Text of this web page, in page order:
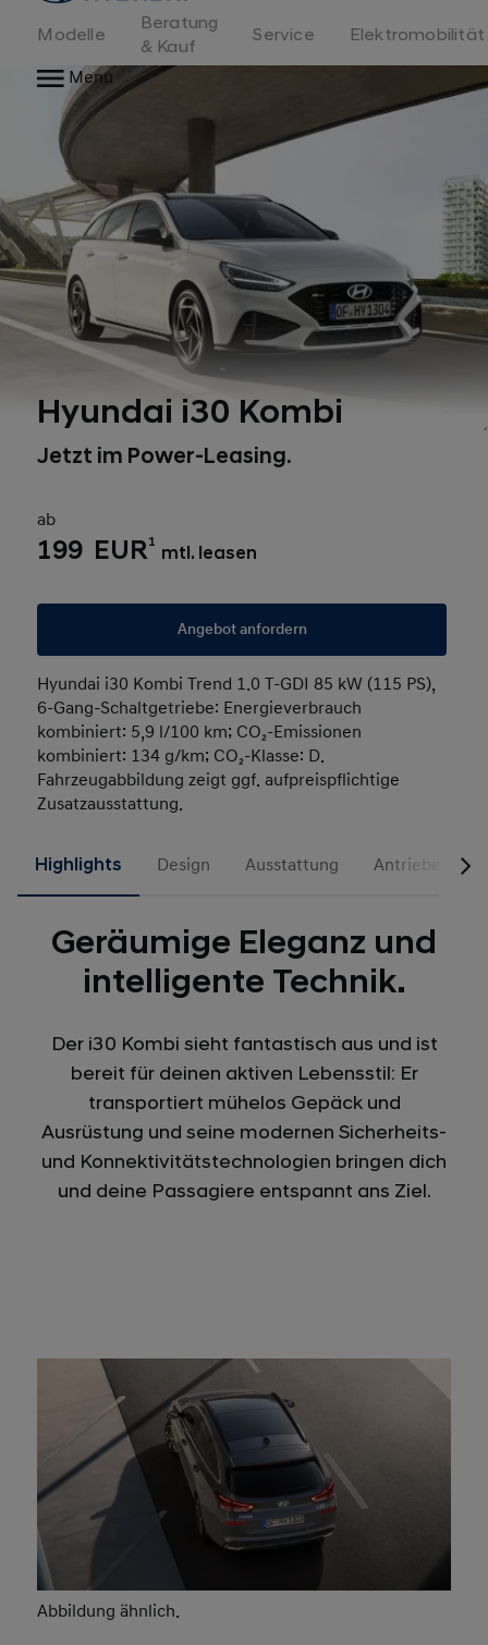
Modelle
Beratung
& Kauf
Service
Elektromobilität
Menu
Hyundai i30 Kombi
Jetzt im Power-Leasing.
ab
199 EUR1
mtl. leasen
Angebot anfordern
Hyundai i30 Kombi Trend 1.0 T-GDI 85 kW (115 PS),
6-Gang-Schaltgetriebe: Energieverbrauch
kombiniert: 5,9 l/100 km; CO₂-Emissionen
kombiniert: 134 g/km; CO₂-Klasse: D.
Fahrzeugabbildung zeigt ggf. aufpreispflichtige
Zusatzausstattung.
Highlights Design Ausstattung Antriebe
Geräumige Eleganz und
intelligente Technik.
Der i30 Kombi sieht fantastisch aus und ist
bereit für deinen aktiven Lebensstil: Er
transportiert mühelos Gepäck und
Ausrüstung und seine modernen Sicherheits-
und Konnektivitätstechnologien bringen dich
und deine Passagiere entspannt ans Ziel.
Abbildung